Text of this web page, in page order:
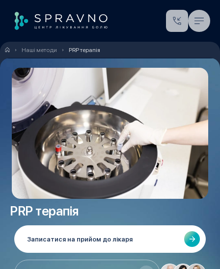
Наші методи PRP терапія
PRP терапія
Записатися на прийом до лікаря